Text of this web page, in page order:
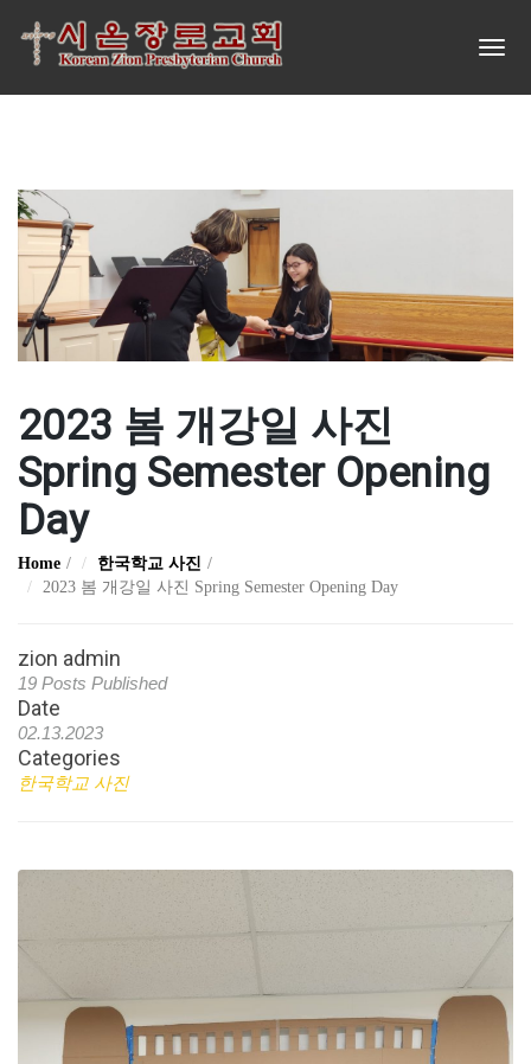
2023 봄 개강일 사진
Spring Semester Opening
Day
Home
한국학교 사진
2023 봄 개강일 사진 Spring Semester Opening Day
zion admin
19 Posts Published
Date
02.13.2023
Categories
한국학교 사진